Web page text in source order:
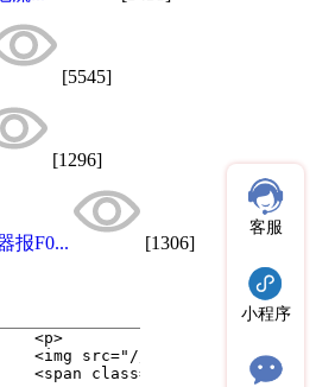
[5545]
[1296]
报F0... [1306]
客服
小程序